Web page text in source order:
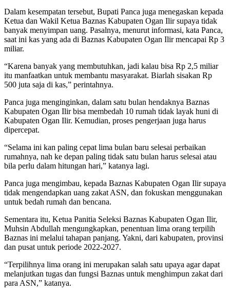
Dalam kesempatan tersebut, Bupati Panca juga menegaskan kepada
Ketua dan Wakil Ketua Baznas Kabupaten Ogan Ilir supaya tidak
banyak menyimpan uang. Pasalnya, menurut informasi, kata Panca,
saat ini kas yang ada di Baznas Kabupaten Ogan Ilir mencapai Rp 3
miliar.
“Karena banyak yang membutuhkan, jadi kalau bisa Rp 2,5 miliar
itu manfaatkan untuk membantu masyarakat. Biarlah sisakan Rp
500 juta saja di kas,” perintahnya.
Panca juga menginginkan, dalam satu bulan hendaknya Baznas
Kabupaten Ogan Ilir bisa membedah 10 rumah tidak layak huni di
Kabupaten Ogan Ilir. Kemudian, proses pengerjaan juga harus
dipercepat.
“Selama ini kan paling cepat lima bulan baru selesai perbaikan
rumahnya, nah ke depan paling tidak satu bulan harus selesai atau
bila perlu dalam hitungan hari,” katanya lagi.
Panca juga mengimbau, kepada Baznas Kabupaten Ogan Ilir supaya
tidak mengendapkan uang zakat ASN, dan fokuskan menggunakan
untuk bedah rumah dan bencana.
Sementara itu, Ketua Panitia Seleksi Baznas Kabupaten Ogan Ilir,
Muhsin Abdullah mengungkapkan, penentuan lima orang terpilih
Baznas ini melalui tahapan panjang. Yakni, dari kabupaten, provinsi
dan pusat untuk periode 2022-2027.
“Terpilihnya lima orang ini merupakan salah satu upaya agar dapat
melanjutkan tugas dan fungsi Baznas untuk menghimpun zakat dari
para ASN,” katanya.